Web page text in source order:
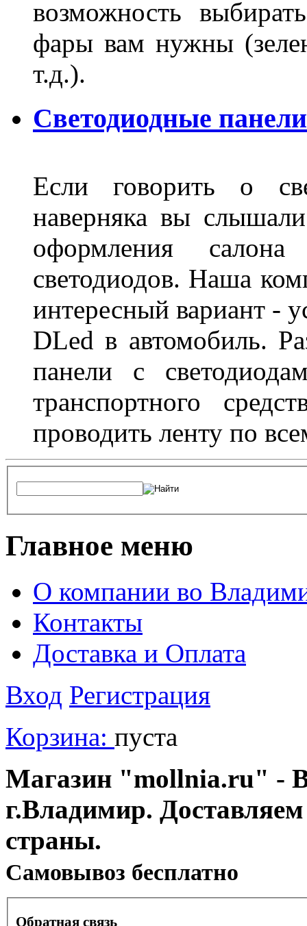
возможность
фары вам нужны
т.д.).
Светодиодные
Если говорить о
наверняка вы
оформления
светодиодов. Наша
интересный вариант -
DLed в автомобиль.
панели с
транспортного
проводить ленту по
Главное меню
О компании во
Контакты
Доставка и Оплата
Вход Регистрация
Корзина: пуста
Магазин "mollnia.ru" -
г.Владимир.
страны.
Cамовывоз бесплатно
Обратная связь